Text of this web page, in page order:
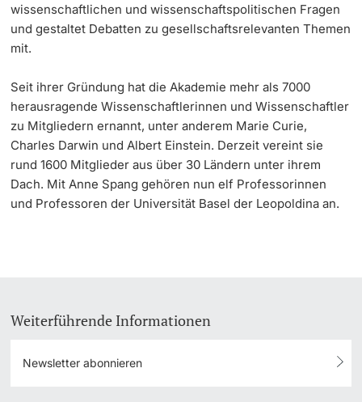
wissenschaftlichen und wissenschaftspolitischen Fragen
und gestaltet Debatten zu gesellschaftsrelevanten Themen
mit.
Seit ihrer Gründung hat die Akademie mehr als 7000
herausragende Wissenschaftlerinnen und Wissenschaftler
zu Mitgliedern ernannt, unter anderem Marie Curie,
Charles Darwin und Albert Einstein. Derzeit vereint sie
rund 1600 Mitglieder aus über 30 Ländern unter ihrem
Dach. Mit Anne Spang gehören nun elf Professorinnen
und Professoren der Universität Basel der Leopoldina an.
Weiterführende Informationen
Newsletter abonnieren